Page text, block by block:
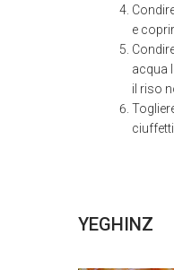
e
acqua
il riso
YEGHINZ